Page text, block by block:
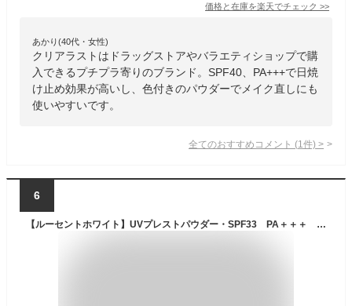
価格と在庫を楽天でチェック >>
あかり(40代・女性)
クリアラストはドラッグストアやバラエティショップで購
入できるプチプラ寄りのブランド。SPF40、PA+++で日焼
け止め効果が高いし、色付きのパウダーでメイク直しにも
使いやすいです。
全てのおすすめコメント (1 件) >
6
【ルーセントホワイト】UVプレストパウダー・SPF33 PA＋＋＋ 9．1g【無印良品 公式】